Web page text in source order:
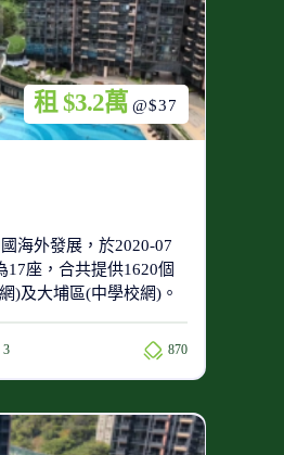
海外發展，於2020-07
座，合共提供1620個
)及大埔區(中學校網)。
3 870
租 $3.2萬 @$37